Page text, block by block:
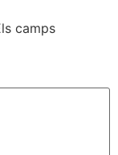
camps